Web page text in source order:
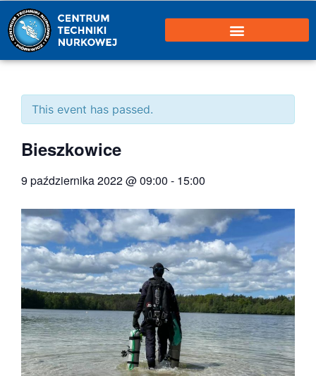
This event has passed.
Bieszkowice
9 października 2022 @ 09:00 - 15:00